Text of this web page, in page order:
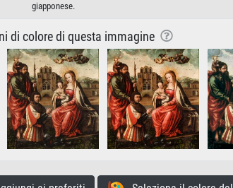
giapponese.
di colore di questa immagine